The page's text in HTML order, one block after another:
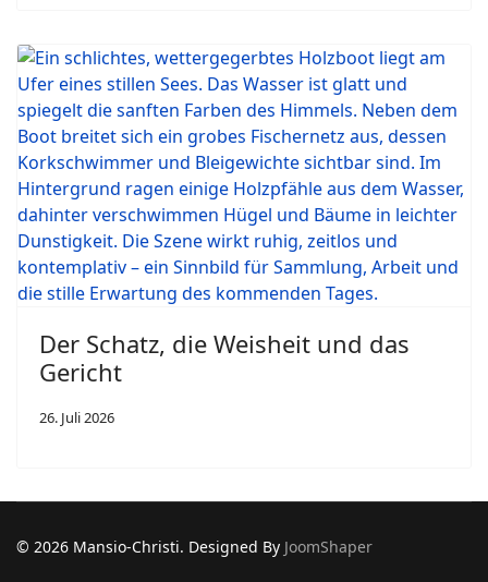
Der Schatz, die Weisheit und das
Gericht
26. Juli 2026
© 2026 Mansio-Christi. Designed By JoomShaper